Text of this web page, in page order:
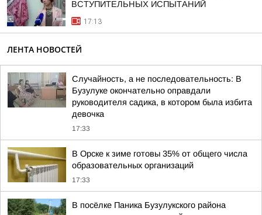
ВСТУПИТЕЛЬНЫХ ИСПЫТАНИЙ
17:13
ЛЕНТА НОВОСТЕЙ
Случайность, а не последовательность: В
Бузулуке окончательно оправдали
руководителя садика, в котором была избита
девочка
17:33
В Орске к зиме готовы 35% от общего числа
образовательных организаций
17:33
В посёлке Паника Бузулукского района